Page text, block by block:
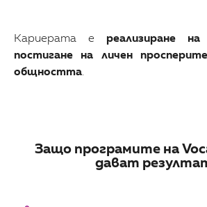
Кариерата е реализиране
постигане на личен
общността.
Защо програмите на
дават